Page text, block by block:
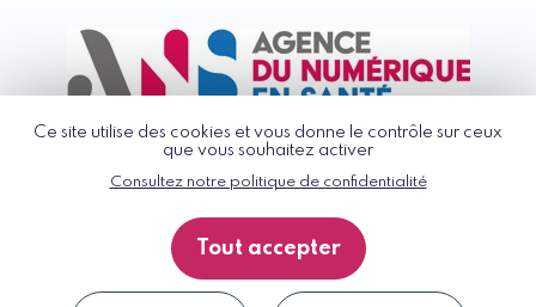
Ce site utilise des cookies et vous donne le contrôle sur ceux
que vous souhaitez activer
Consultez notre politique de confidentialité
Tout accepter
© G_NIUS 2026
Politique de confidentialité
Accessibilité : partiellement conforme